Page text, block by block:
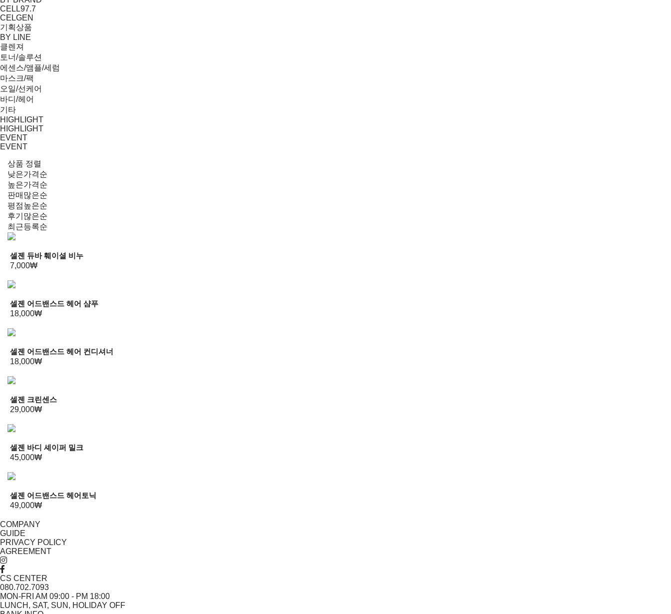
CELL97.7
CELGEN
기획상품
BY LINE
클렌져
토너/솔루션
에센스/앰플/세럼
마스크/팩
오일/선케어
바디/헤어
기타
HIGHLIGHT
HIGHLIGHT
EVENT
EVENT
상품 정렬
낮은가격순
높은가격순
판매많은순
평점높은순
후기많은순
최근등록순
셀젠 듀바 훼이셜 비누
7,000₩
셀젠 어드밴스드 헤어 샴푸
18,000₩
셀젠 어드밴스드 헤어 컨디셔너
18,000₩
셀젠 크린센스
29,000₩
셀젠 바디 셰이퍼 밀크
45,000₩
셀젠 어드밴스드 헤어토닉
49,000₩
COMPANY
GUIDE
PRIVACY POLICY
AGREEMENT
CS CENTER
080.702.7093
MON-FRI AM 09:00 - PM 18:00
LUNCH, SAT, SUN, HOLIDAY OFF